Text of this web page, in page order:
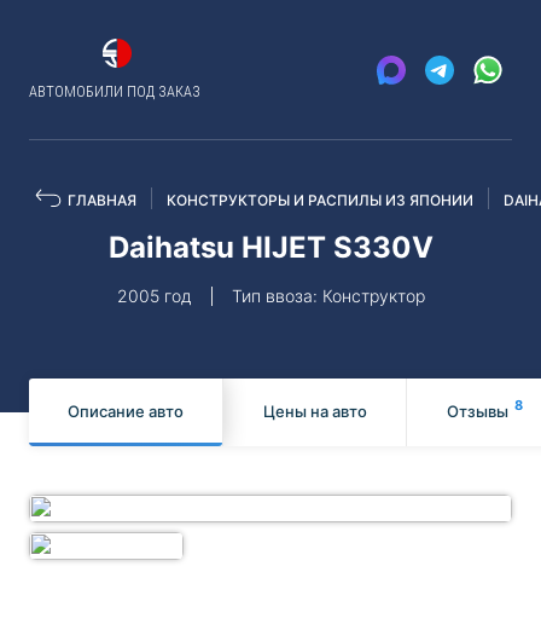
АВТОМОБИЛИ ПОД ЗАКАЗ
ГЛАВНАЯ КОНСТРУКТОРЫ И РАСПИЛЫ ИЗ ЯПОНИИ
Daihatsu HIJET S330V
2005 год Тип ввоза: Конструктор
Описание авто Цены на авто Отзывы 8